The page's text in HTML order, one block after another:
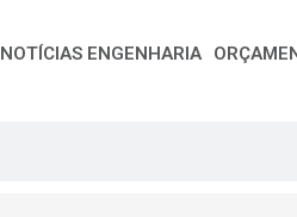
NOTÍCIAS ENGENHARIA